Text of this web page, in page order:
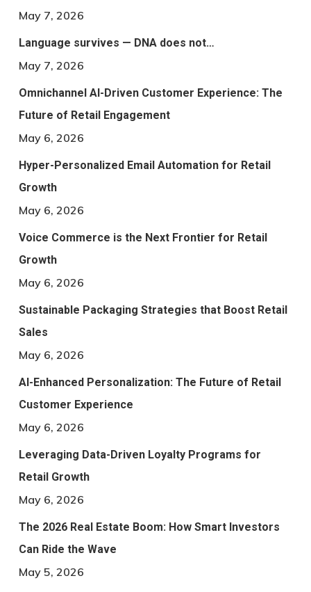
May 7, 2026
Language survives — DNA does not…
May 7, 2026
Omnichannel AI-Driven Customer Experience: The
Future of Retail Engagement
May 6, 2026
Hyper-Personalized Email Automation for Retail
Growth
May 6, 2026
Voice Commerce is the Next Frontier for Retail
Growth
May 6, 2026
Sustainable Packaging Strategies that Boost Retail
Sales
May 6, 2026
AI-Enhanced Personalization: The Future of Retail
Customer Experience
May 6, 2026
Leveraging Data-Driven Loyalty Programs for
Retail Growth
May 6, 2026
The 2026 Real Estate Boom: How Smart Investors
Can Ride the Wave
May 5, 2026